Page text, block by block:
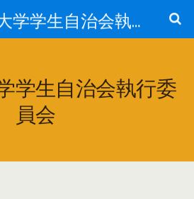
大阪産業大学学生自治会執行委員会
学生自治会執行委
員会